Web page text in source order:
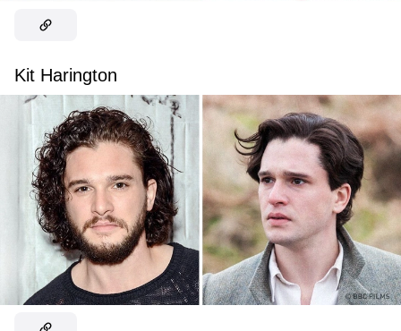
Kit Harington